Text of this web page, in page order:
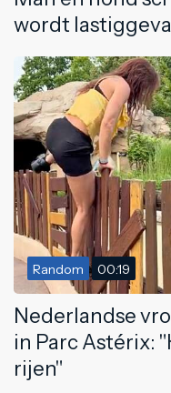
wordt
Random 00:19
Nederlandse
in Parc Astérix:
rijen"